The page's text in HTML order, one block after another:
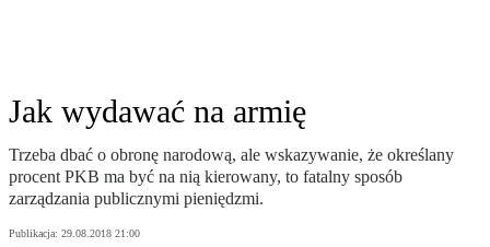
Jak wydawać na armię
Trzeba dbać o obronę narodową, ale wskazywanie, że określany
procent PKB ma być na nią kierowany, to fatalny sposób
zarządzania publicznymi pieniędzmi.
Publikacja: 29.08.2018 21:00